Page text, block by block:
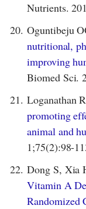
Nutrients.
20. Oguntibeju
nutritional,
improving
Biomed Sci.
21. Loganathan
promoting
animal and
1;75(2):98-
22. Dong S, Xia
Vitamin A
Randomized